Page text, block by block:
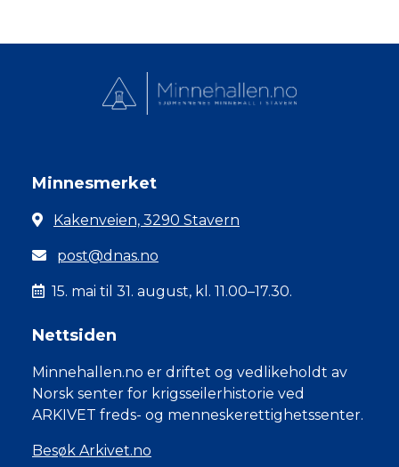
Minnesmerket
Kakenveien, 3290 Stavern
post@dnas.no
15. mai til 31. august, kl. 11.00–17.30.
Nettsiden
Minnehallen.no er driftet og vedlikeholdt av
Norsk senter for krigsseilerhistorie ved
ARKIVET freds- og menneskerettighetssenter.
Besøk Arkivet.no